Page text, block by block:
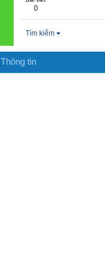
0
Tìm kiếm
Thông tin